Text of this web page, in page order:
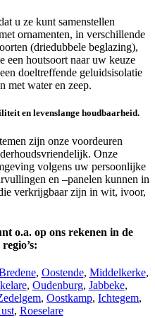
u ze kunt samenstellen
ornamenten, in verschillende
(driedubbele beglazing),
een houtsoort naar uw keuze
doeltreffende geluidsisolatie
met water en zeep.
en levenslange houdbaarheid.
zijn onze voordeuren
Onze
volgens uw persoonlijke
en –panelen kunnen in
verkrijgbaar zijn in wit, ivoor,
o.a. op ons rekenen in de
, Oostende, Middelkerke,
, Oudenburg, Jabbeke,
, Oostkamp, Ichtegem,
, Roeselare